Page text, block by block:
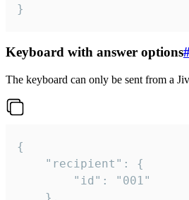
}
Keyboard with answer options
The keyboard can only be sent from a
{